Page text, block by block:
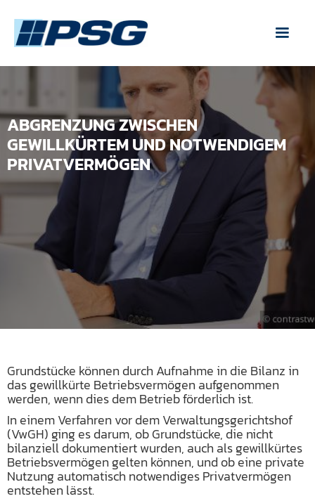
ABGRENZUNG ZWISCHEN
GEWILLKÜRTEM UND NOTWENDIGEM
PRIVATVERMÖGEN
Grundstücke können durch Aufnahme in die Bilanz in
das gewillkürte Betriebsvermögen aufgenommen
werden, wenn dies dem Betrieb förderlich ist.
In einem Verfahren vor dem Verwaltungsgerichtshof
(VwGH) ging es darum, ob Grundstücke, die nicht
bilanziell dokumentiert wurden, auch als gewillkürtes
Betriebsvermögen gelten können, und ob eine private
Nutzung automatisch notwendiges Privatvermögen
entstehen lässt.